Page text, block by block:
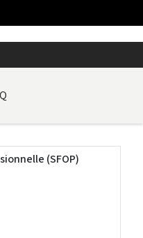
(SFOP)